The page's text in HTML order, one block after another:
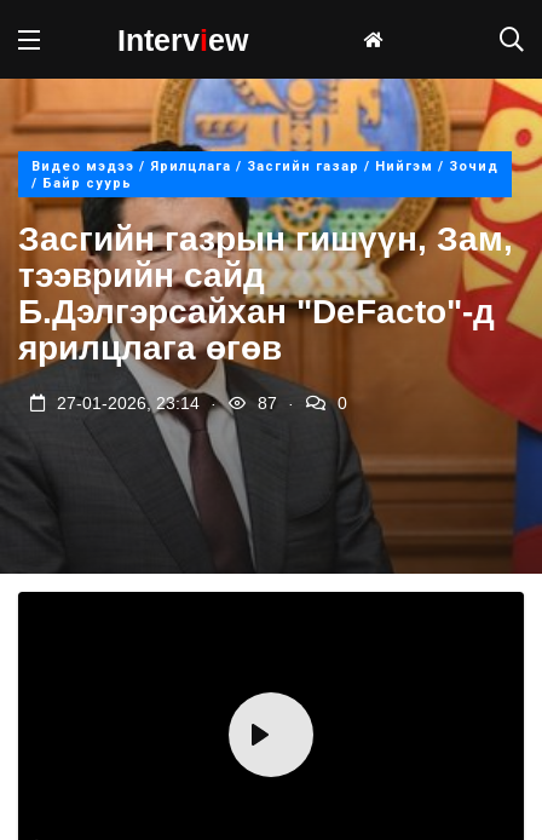
Interview
Видео мэдээ / Ярилцлага / Засгийн газар / Нийгэм / Зочид
/ Байр суурь
Засгийн газрын гишүүн, Зам,
тээврийн сайд
Б.Дэлгэрсайхан "DeFacto"-д
ярилцлага өгөв
27-01-2026, 23:14 . 87 0
Play